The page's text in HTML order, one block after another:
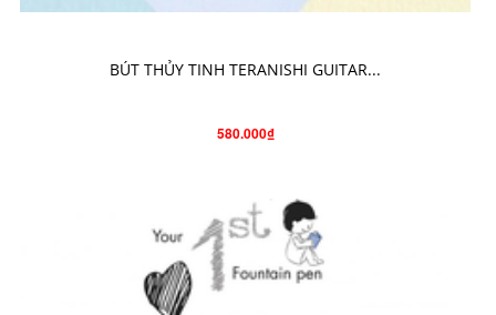
BÚT THỦY TINH TERANISHI GUITAR...
580.000₫